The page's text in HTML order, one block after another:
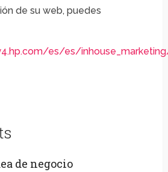
de su web, puedes
es/es/
de negocio